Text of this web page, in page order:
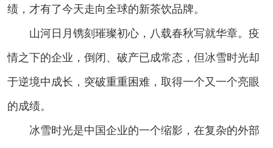
绩，才有了今天走向全球的新茶饮品牌。
山河日月镌刻璀璨初心，八载春秋写就华章。疫
情之下的企业，倒闭、破产已成常态，但冰雪时光却
于逆境中成长，突破重重困难，取得一个又一个亮眼
的成绩。
冰雪时光是中国企业的一个缩影，在复杂的外部